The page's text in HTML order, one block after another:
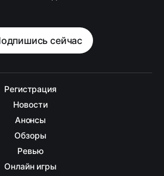
сейчас
Регистрация
Новости
Анонсы
Обзоры
Ревью
Онлайн игры